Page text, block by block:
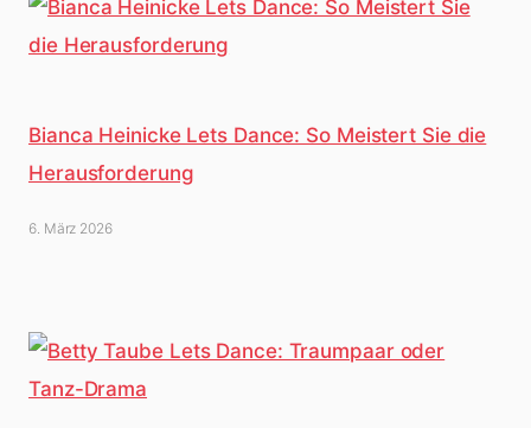
Bianca Heinicke Lets Dance: So Meistert Sie die
Herausforderung
6. März 2026